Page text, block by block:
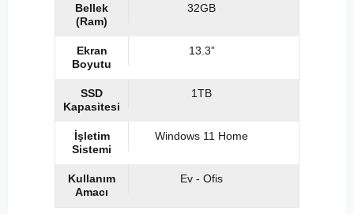
Bellek
(Ram)
32GB
Ekran
Boyutu
13.3”
SSD
Kapasitesi
1TB
İşletim
Sistemi
Windows 11 Home
Kullanım
Amacı
Ev - Ofis